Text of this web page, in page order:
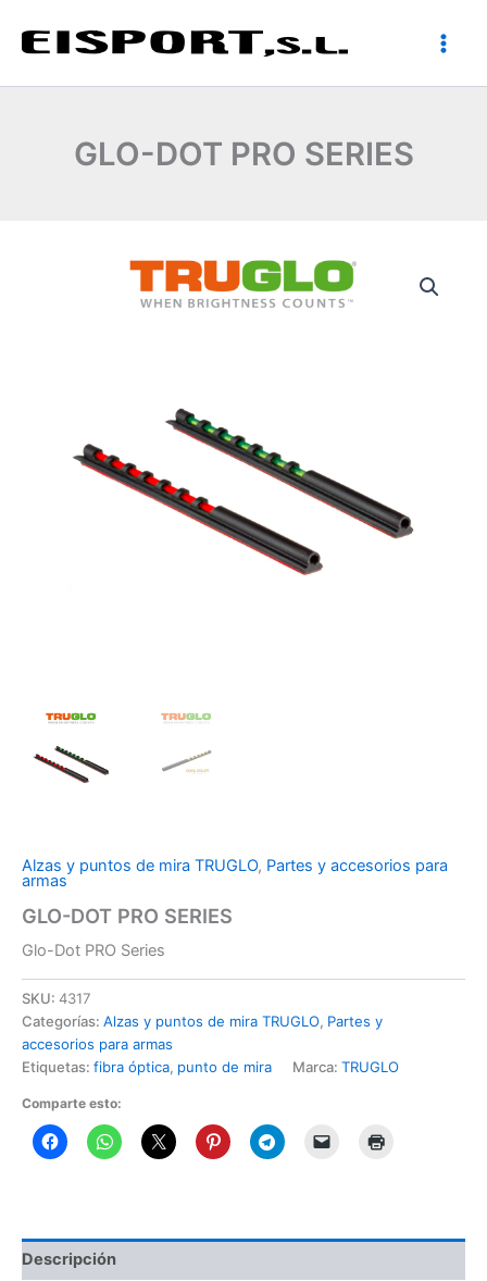
GLO-DOT PRO SERIES
Alzas y puntos de mira TRUGLO, Partes y accesorios para
armas
GLO-DOT PRO SERIES
Glo-Dot PRO Series
SKU: 4317
Categorías: Alzas y puntos de mira TRUGLO, Partes y
accesorios para armas
Etiquetas: fibra óptica, punto de mira Marca: TRUGLO
Comparte esto:
Descripción